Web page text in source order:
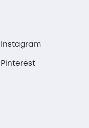
Instagram
Pinterest